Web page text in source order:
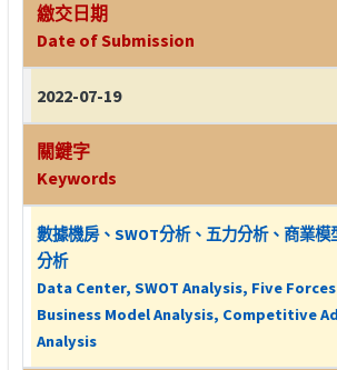
繳交日期
Date of Submission
2022-07-19
關鍵字
Keywords
數據機房、SWOT分析、五力分析、商業模
分析
Data Center, SWOT Analysis, Five
Business Model Analysis, Competitive
Analysis